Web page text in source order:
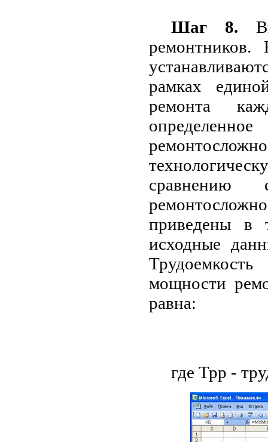
Шаг 8.
рамках
ремонта
сравнению
приведены в
исходные
мощности
равна:
где Трр -